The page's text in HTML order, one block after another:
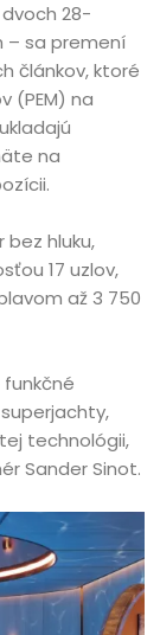
28-
– sa premení
článkov, ktoré
(PEM) na
na
hluku,
17 uzlov,
až 3 750
technológii,
Sander Sinot.